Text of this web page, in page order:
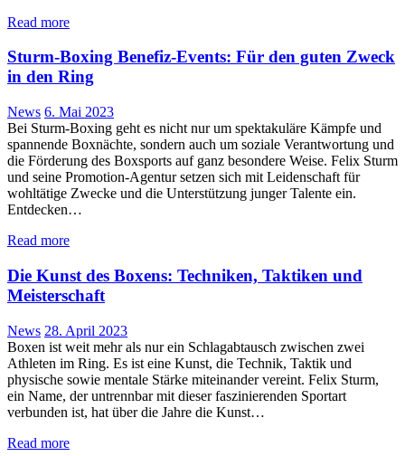
Read more
Sturm-Boxing Benefiz-Events: Für den guten Zweck
in den Ring
News 6. Mai 2023
Bei Sturm-Boxing geht es nicht nur um spektakuläre Kämpfe und
spannende Boxnächte, sondern auch um soziale Verantwortung und
die Förderung des Boxsports auf ganz besondere Weise. Felix Sturm
und seine Promotion-Agentur setzen sich mit Leidenschaft für
wohltätige Zwecke und die Unterstützung junger Talente ein.
Entdecken…
Read more
Die Kunst des Boxens: Techniken, Taktiken und
Meisterschaft
News 28. April 2023
Boxen ist weit mehr als nur ein Schlagabtausch zwischen zwei
Athleten im Ring. Es ist eine Kunst, die Technik, Taktik und
physische sowie mentale Stärke miteinander vereint. Felix Sturm,
ein Name, der untrennbar mit dieser faszinierenden Sportart
verbunden ist, hat über die Jahre die Kunst…
Read more